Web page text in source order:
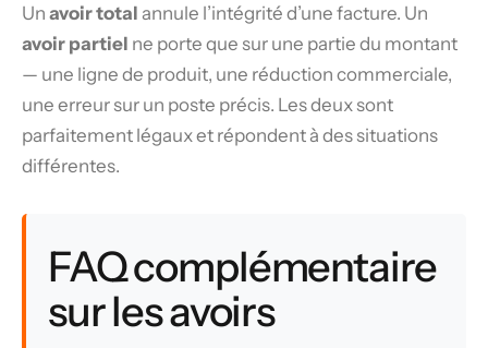
Un avoir total annule l’intégrité d’une facture. Un
avoir partiel ne porte que sur une partie du montant
— une ligne de produit, une réduction commerciale,
une erreur sur un poste précis. Les deux sont
parfaitement légaux et répondent à des situations
différentes.
FAQ complémentaire
sur les avoirs